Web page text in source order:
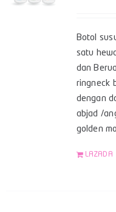
Botol
satu
dan
ringneck
dengan
abjad /
golden
LAZADA